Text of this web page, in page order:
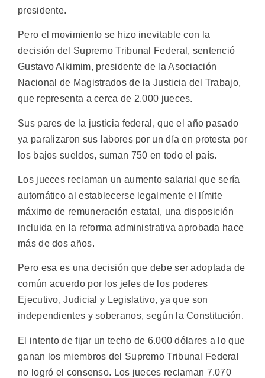
presidente.
Pero el movimiento se hizo inevitable con la
decisión del Supremo Tribunal Federal, sentenció
Gustavo Alkimim, presidente de la Asociación
Nacional de Magistrados de la Justicia del Trabajo,
que representa a cerca de 2.000 jueces.
Sus pares de la justicia federal, que el año pasado
ya paralizaron sus labores por un día en protesta por
los bajos sueldos, suman 750 en todo el país.
Los jueces reclaman un aumento salarial que sería
automático al establecerse legalmente el límite
máximo de remuneración estatal, una disposición
incluida en la reforma administrativa aprobada hace
más de dos años.
Pero esa es una decisión que debe ser adoptada de
común acuerdo por los jefes de los poderes
Ejecutivo, Judicial y Legislativo, ya que son
independientes y soberanos, según la Constitución.
El intento de fijar un techo de 6.000 dólares a lo que
ganan los miembros del Supremo Tribunal Federal
no logró el consenso. Los jueces reclaman 7.070